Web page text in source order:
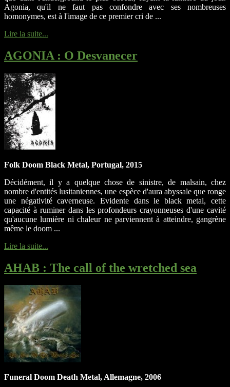
Agonia, qu'il ne faut pas confondre avec ses nombreuses
homonymes, est à l'image de ce premier cri de ...
Lire la suite...
AGONIA : O Desvanecer
Folk Doom Black Metal, Portugal, 2015
Décidément, il y a quelque chose de sinistre, de malsain, chez
nombre d'entités lusitaniennes, une espèce d'aura abyssale que ronge
une négativité caverneuse. Evidente dans le black metal, cette
capacité à ruminer dans les profondeurs crayonneuses d'une cavité
qu'aucune lumière ni chaleur ne parviennent à atteindre, gangrène
même le doom ...
Lire la suite...
AHAB : The call of the wretched sea
Funeral Doom Death Metal, Allemagne, 2006